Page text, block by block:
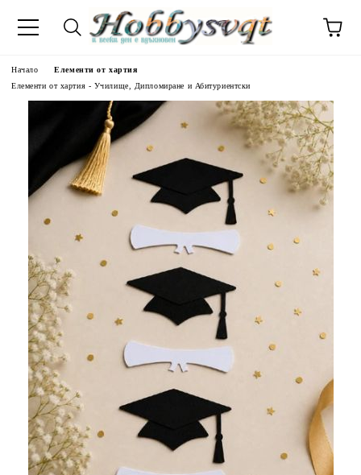
Начало
Елементи от хартия
Елементи от хартия - Училище, Дипломиране и Абитуриентски